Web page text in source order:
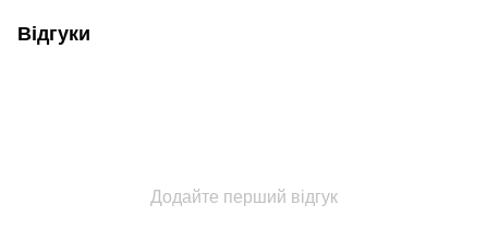
Відгуки
Додайте перший відгук